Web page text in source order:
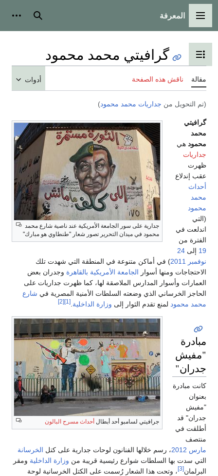
القائمة الرئيسية
المعرفة بحث
تبديل عرض جدول المحتويات
گرافيتي محمد محمود
مقالة ناقش هذه الصفحة أدوات
(تم التحويل من جداريات محمد محمود)
جدارية على سور الجامعة الأمريكية عند ناصية شارع محمد
محمود في ميدان التحرير تصور شعار "طنطاوي هو مبارك"
گرافيتي
محمد
محمود هي
جداريات
ظهرت
عقب إندلاع
أحداث
محمد
محمود
(التي
اندلعت في
الفترة من
19 إلى 24
نوفمبر
2011) في أماكن متنوعة في المنطقة التي شهدت تلك
الاحتجاجات ومنها أسوار الجامعة الأمريكية بالقاهرة وجدران بعض
العمارات وأسوار المدارس الملاصقة لها، كما ظهرت جداريات على
الحاجز الخرساني الذي وضعته السلطات الأمنية المصرية في شارع
محمد محمود لمنع تقدم الثوار إلى وزارة الداخلية [1]
[2]
جرافيتي لسامبو أحد أبطال أحداث مسرح البالون
مبادرة
"مفيش
جدران"
كانت مبادرة
بعنوان
"مفيش
جدران" قد
أطلقت في
منتصف
مارس 2012، رسم خلالها الفنانون لوحات جدارية على كتل الخرسانة
التي سدت بها السلطات شوارع رئيسية قريبة من وزارة الداخلية ومقر
البرلمان[3]
، وتحت هذا الشعار رُسمت على الكتل الخرسانية لوحة